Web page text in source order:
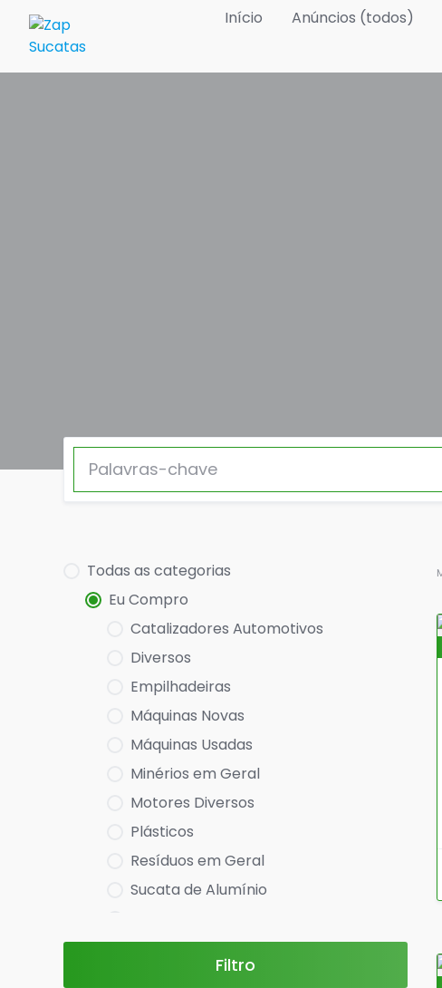
content
Início Anúncios (todos)
Todas as categorias
Eu Compro
Catalizadores Automotivos
Diversos
Empilhadeiras
Máquinas Novas
Máquinas Usadas
Minérios em Geral
Motores Diversos
Plásticos
Resíduos em Geral
Sucata de Alumínio
Sucata de Cobre
Sucata de Eletrônica
Filtro